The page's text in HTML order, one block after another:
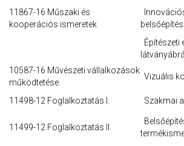
11867-16 Műszaki és
kooperációs ismeretek
Építészeti
10587-16 Művészeti vállalkozások
működtetése
Vizuális
11498-12 Foglalkoztatás I. Szakmai
11499-12 Foglalkoztatás II.